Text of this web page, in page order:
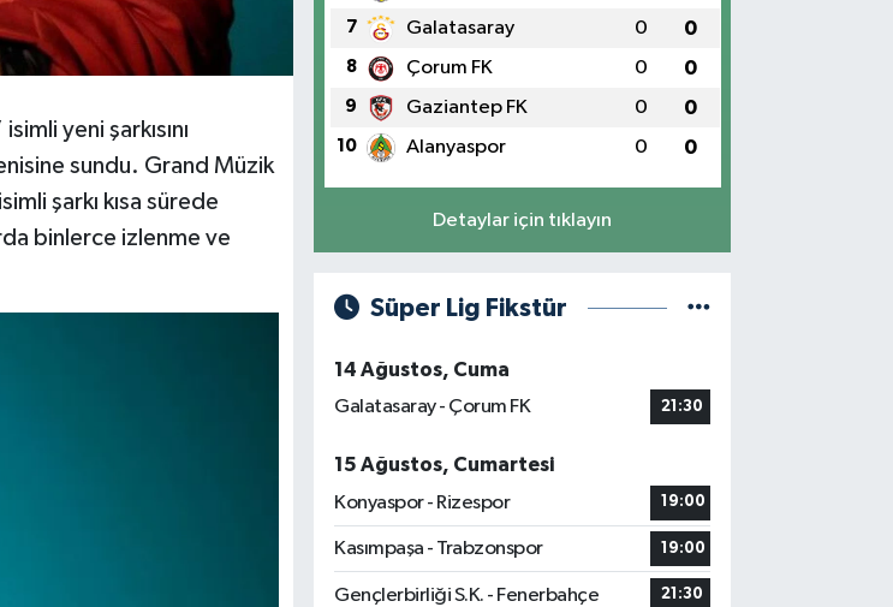
yeni şarkısını
sundu. Grand Müzik
şarkı kısa sürede
binlerce izlenme ve
7 Galatasaray 0 0
8 Çorum FK 0 0
9 Gaziantep FK 0 0
10 Alanyaspor 0 0
Detaylar için tıklayın
Süper Lig Fikstür
14 Ağustos, Cuma
Galatasaray - Çorum FK
21:30
15 Ağustos, Cumartesi
Konyaspor - Rizespor
19:00
Kasımpaşa - Trabzonspor 19:00
Gençlerbirliği S.K. - Fenerbahçe 21:30